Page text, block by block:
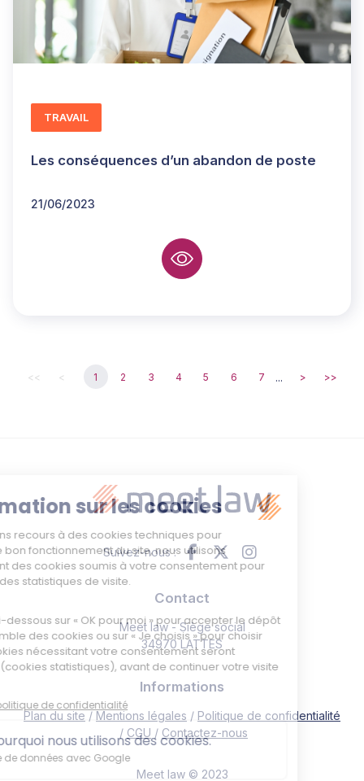
Les conséquences d’un abandon de poste
21/06/2023
TRAVAIL
<< < 1 2 3 4 5 6 7 ... > >>
Suivez-nous :
Contact
Meet law - Siège social
34970 LATTES
Informations
Plan du site Mentions légales
Politique de confidentialité
CGU
Contactez-nous
Meet law © 2023